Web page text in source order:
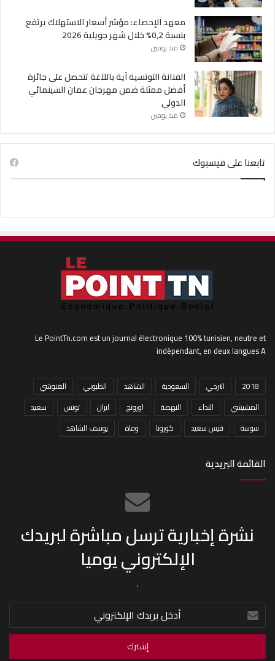
معهد الإحصاء: مؤشر أسعار الاستهلاك يرتفع
بنسبة 0,2% خلال شهر جويلية 2026
منذ يومين
الفنانة التونسية آية باللآغة تتحصل على جائزة
أفضل ممثلة ضمن مهرجان عمان السينمائي
الدولي
منذ يومين
تابعنا على فيسبوك
Le PointTn.com est un journal électronique 100% tunisien, neutre et
indépendant, en deux langues A
2018 الترجي السعودية الشاهد الطبوبي
الغنوشي
المشيشي
النداء النهضة اورونج ايران تونس
سعيد
سوسة
قيس سعيد كورونا وفاة يوسف الشاهد
القائمة البريدية
نشرة إخبارية ترسل مباشرة لبريدك
الإلكتروني يوميا
.
أدخل
بريدك
الإلكتروني